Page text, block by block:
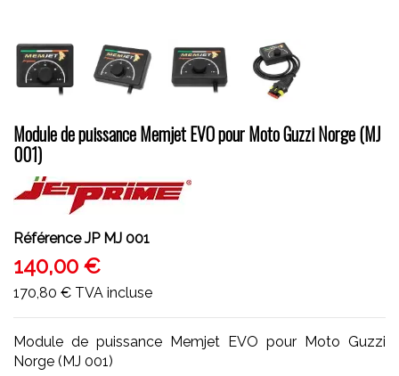
Module de puissance Memjet EVO pour Moto Guzzi Norge (MJ
001)
Référence JP MJ 001
140,00 €
170,80 € TVA incluse
Module de puissance Memjet EVO pour Moto Guzzi
Norge (MJ 001)